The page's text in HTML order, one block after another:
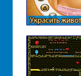
Украсить